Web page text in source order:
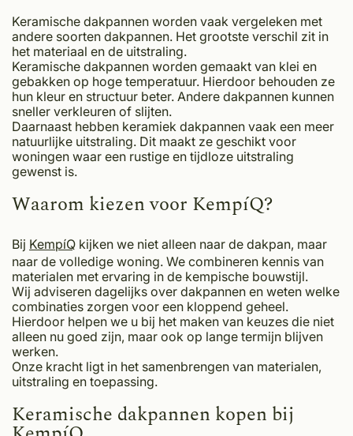
Keramische dakpannen worden vaak vergeleken met
andere soorten dakpannen. Het grootste verschil zit in
het materiaal en de uitstraling.
Keramische dakpannen worden gemaakt van klei en
gebakken op hoge temperatuur. Hierdoor behouden ze
hun kleur en structuur beter. Andere dakpannen kunnen
sneller verkleuren of slijten.
Daarnaast hebben keramiek dakpannen vaak een meer
natuurlijke uitstraling. Dit maakt ze geschikt voor
woningen waar een rustige en tijdloze uitstraling
gewenst is.
Waarom kiezen voor KempíQ?
Bij KempíQ kijken we niet alleen naar de dakpan, maar
naar de volledige woning. We combineren kennis van
materialen met ervaring in de kempische bouwstijl.
Wij adviseren dagelijks over dakpannen en weten welke
combinaties zorgen voor een kloppend geheel.
Hierdoor helpen we u bij het maken van keuzes die niet
alleen nu goed zijn, maar ook op lange termijn blijven
werken.
Onze kracht ligt in het samenbrengen van materialen,
uitstraling en toepassing.
Keramische dakpannen kopen bij